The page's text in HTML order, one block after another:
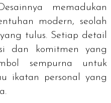
memadukan
modern, seolah
tulus. Setiap detail
dan komitmen yang
sempurna untuk
ikatan personal yang